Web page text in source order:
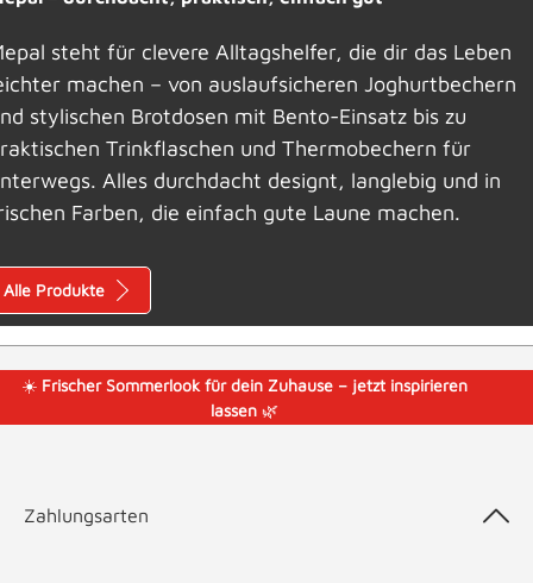
steht für clevere Alltagshelfer, die dir das Leben
machen – von auslaufsicheren Joghurtbechern
stylischen Brotdosen mit Bento-Einsatz bis zu
Trinkflaschen und Thermobechern für
Alles durchdacht designt, langlebig und in
Farben, die einfach gute Laune machen.
Alle Produkte
☀️ Frischer Sommerlook für dein Zuhause – jetzt inspirieren
lassen🌿
Zahlungsarten